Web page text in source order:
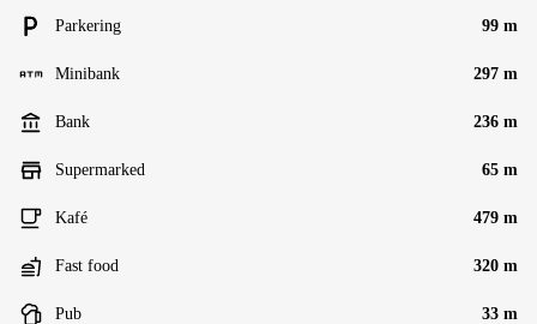
Parkering 99 m
Minibank 297 m
Bank 236 m
Supermarked 65 m
Kafé 479 m
Fast food 320 m
Pub 33 m